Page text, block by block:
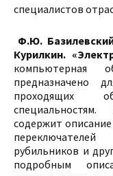
специалистов
Ф.Ю.
Курилкин.
компьютерная
предназначено
проходящих
содержит
рубильников и
подробным